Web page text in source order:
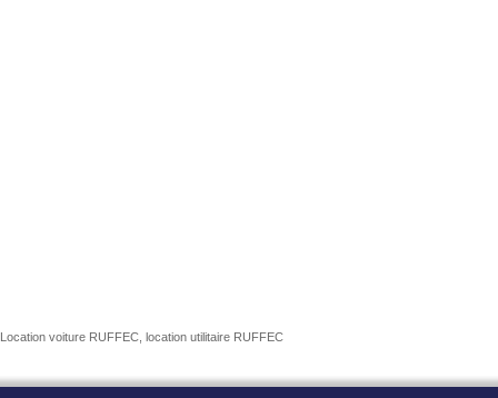
Location voiture RUFFEC, location utilitaire RUFFEC